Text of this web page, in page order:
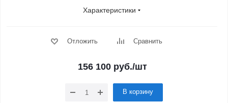
Характеристики
Отложить Сравнить
156 100руб./шт
В корзину